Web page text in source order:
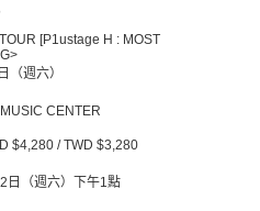
[P1ustage H : MOST
日（週六）
CENTER
$4,280 / TWD $3,280
日（週六）下午1點